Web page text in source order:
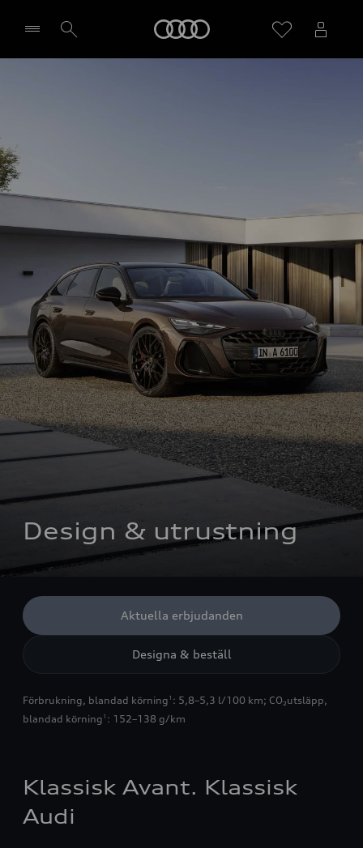
Design & utrustning
Aktuella erbjudanden
Design & utrustning
Aktuella erbjudanden
Designa & beställ
Förbrukning, blandad körning 1 : 5,8–5,3 l/100 km; CO₂utsläpp,
blandad körning 1 : 152–138 g/km
Klassisk Avant. Klassisk
Audi